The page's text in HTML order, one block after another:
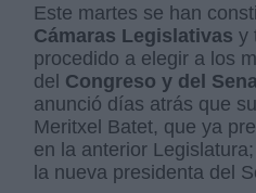
Este martes se han
Cámaras Legislativas y
procedido a elegir a los
del Congreso y del
anunció días atrás que
Meritxel Batet, que ya
en la anterior
la nueva presidenta del